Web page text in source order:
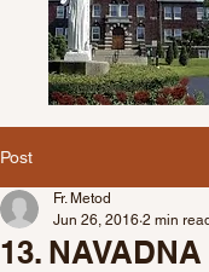
Post
13.
Fr. Metod
Jun 26, 2016 2 min read